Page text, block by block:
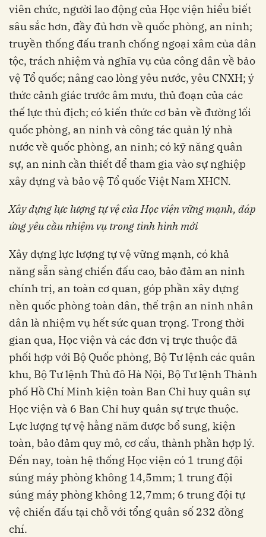
viên chức, người lao động của Học viện hiểu biết
sâu sắc hơn, đầy đủ hơn về quốc phòng, an ninh;
truyền thống đấu tranh chống ngoại xâm của dân
tộc, trách nhiệm và nghĩa vụ của công dân về bảo
vệ Tổ quốc; nâng cao lòng yêu nước, yêu CNXH; ý
thức cảnh giác trước âm mưu, thủ đoạn của các
thế lực thù địch; có kiến thức cơ bản về đường lối
quốc phòng, an ninh và công tác quản lý nhà
nước về quốc phòng, an ninh; có kỹ năng quân
sự, an ninh cần thiết để tham gia vào sự nghiệp
xây dựng và bảo vệ Tổ quốc Việt Nam XHCN.
Xây dựng lực lượng tự vệ của Học viện vững mạnh, đáp
ứng yêu cầu nhiệm vụ trong tình hình mới
Xây dựng lực lượng tự vệ vững mạnh, có khả
năng sẵn sàng chiến đấu cao, bảo đảm an ninh
chính trị, an toàn cơ quan, góp phần xây dựng
nền quốc phòng toàn dân, thế trận an ninh nhân
dân là nhiệm vụ hết sức quan trọng. Trong thời
gian qua, Học viện và các đơn vị trực thuộc đã
phối hợp với Bộ Quốc phòng, Bộ Tư lệnh các quân
khu, Bộ Tư lệnh Thủ đô Hà Nội, Bộ Tư lệnh Thành
phố Hồ Chí Minh kiện toàn Ban Chỉ huy quân sự
Học viện và 6 Ban Chỉ huy quân sự trực thuộc.
Lực lượng tự vệ hằng năm được bổ sung, kiện
toàn, bảo đảm quy mô, cơ cấu, thành phần hợp lý.
Đến nay, toàn hệ thống Học viện có 1 trung đội
súng máy phòng không 14,5mm; 1 trung đội
súng máy phòng không 12,7mm; 6 trung đội tự
vệ chiến đấu tại chỗ với tổng quân số 232 đồng
chí.